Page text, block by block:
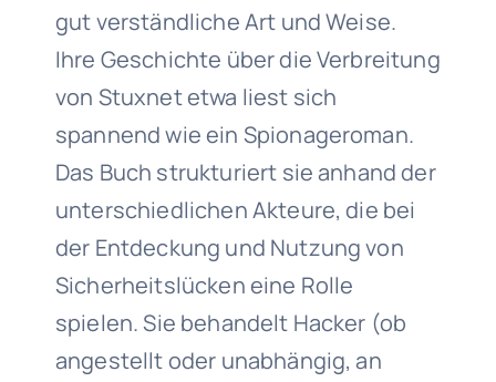
gut verständliche Art und Weise.
Ihre Geschichte über die Verbreitung
von Stuxnet etwa liest sich
spannend wie ein Spionageroman.
Das Buch strukturiert sie anhand der
unterschiedlichen Akteure, die bei
der Entdeckung und Nutzung von
Sicherheitslücken eine Rolle
spielen. Sie behandelt Hacker (ob
angestellt oder unabhängig, an